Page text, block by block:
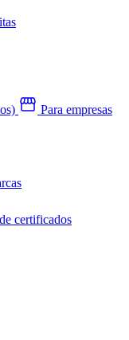
Para empresas
certificados